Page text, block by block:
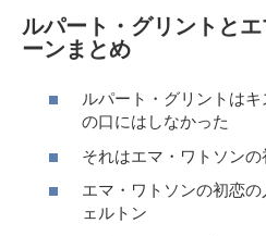
ルパート・グリントと
ーンまとめ
ルパート・グリントは
の口にはしなかった
それはエマ・ワトソン
エマ・ワトソンの初恋
ェルトン